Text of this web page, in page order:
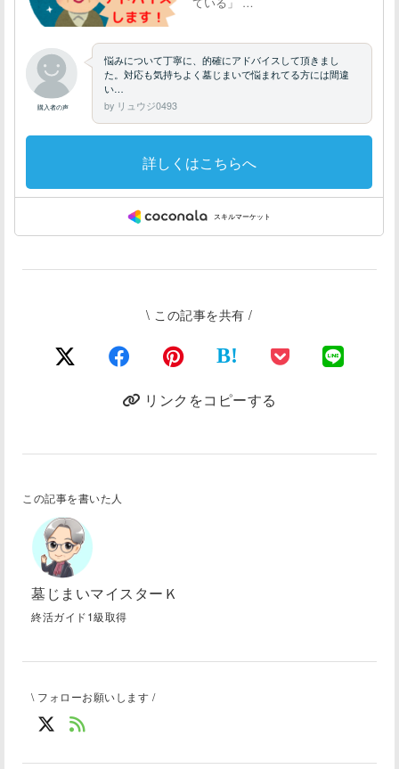
\ この記事を共有 /
B!
リンクをコピーする
この記事を書いた人
墓じまいマイスターＫ
終活ガイド1級取得
\ フォローお願いします /